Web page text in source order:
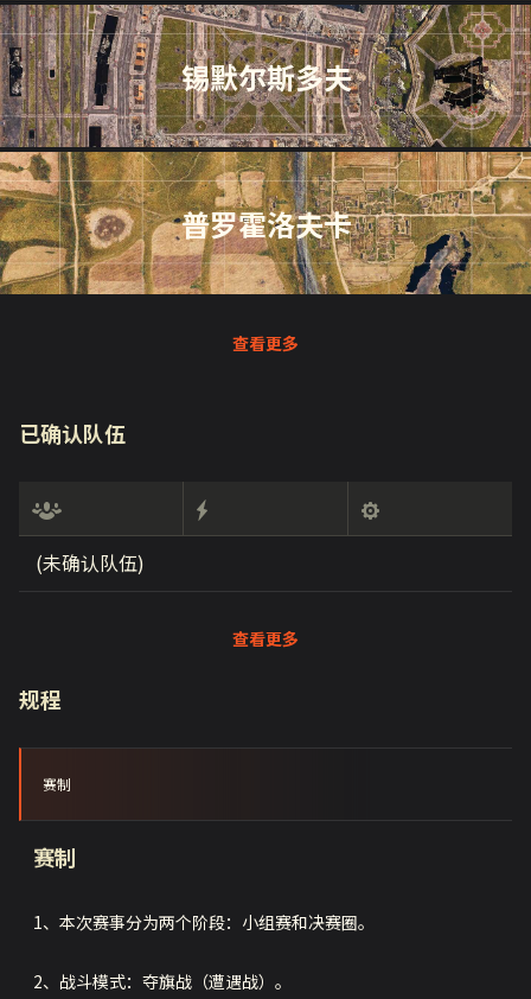
锡默尔斯多夫
普罗霍洛夫卡
查看更多
已确认队伍
(未确认队伍)
查看更多
规程
赛制
赛制
1、本次赛事分为两个阶段：小组赛和决赛圈。
2、战斗模式：夺旗战（遭遇战）。